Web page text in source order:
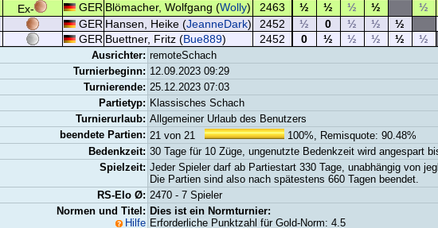
Ex- GER Blömacher, Wolfgang (Wolly) 2463 ½ ½ ½ ½ ½
GER Hansen, Heike (JeanneDark) 2452 ½ 0 ½ ½ ½
GER Buettner, Fritz (Bue889) 2452 0 ½ ½ ½ ½ ½
Ausrichter: remoteSchach
Turnierbeginn: 12.09.2023 09:29
Turnierende: 25.12.2023 07:03
Partietyp: Klassisches Schach
Turnierurlaub: Allgemeiner Urlaub des Benutzers
beendete Partien: 21 von 21
100%, Remisquote: 90.48%
Bedenkzeit: 30 Tage für 10 Züge, ungenutzte Bedenkzeit wird angespart
Spielzeit: Jeder Spieler darf ab Partiestart 330 Tage, unabhängig von
Die Partien sind also nach spätestens 660 Tagen beendet.
RS-Elo Ø: 2470 - 7 Spieler
Normen und Titel:
Hilfe
Dies ist ein Normturnier:
Erforderliche Punktzahl für Gold-Norm: 4.5